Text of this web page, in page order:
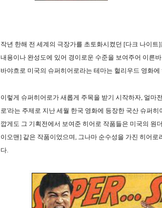
작년 한해 전 세계의 극장가를 초토화시켰던 [다크 나이
내용이나 완성도에 있어 경이로운 수준을 보여주어 이른
바야흐로 미국의 슈퍼히어로라는 테마는 헐리우드 영화
이렇게 슈퍼히어로가 새롭게 주목을 받기 시작하자, 얼마
로'라는 주제로 지난 세월 한국 영화에 등장한 국산 슈퍼
깝게도 그 기획전에서 보여준 히어로 작품들은 미국의
이오맨] 같은 작품이었으며, 그나마 순수성을 가진 히어
다.